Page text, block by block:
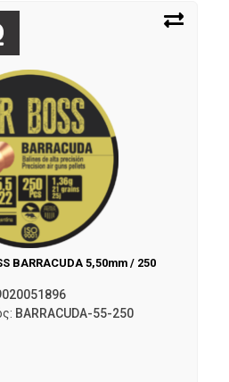
BARRACUDA 5,50mm / 250
BARRACUDA-55-250